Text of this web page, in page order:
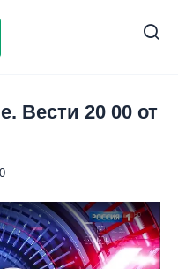
Вести 20 00 от